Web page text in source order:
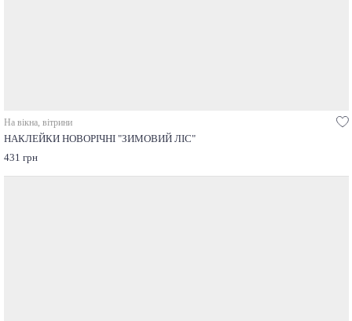
На вікна, вітрини
НАКЛЕЙКИ НОВОРІЧНІ "ЗИМОВИЙ ЛІС"
431 грн